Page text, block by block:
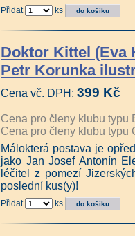
Přidat ks
Doktor Kittel (Eva
Petr Korunka
Cena vč. DPH: 399 Kč
Cena pro členy klubu typu
Cena pro členy klubu typu
Málokterá postava je
jako Jan Josef Antonín
léčitel z pomezí
poslední kus(y)!
Přidat ks